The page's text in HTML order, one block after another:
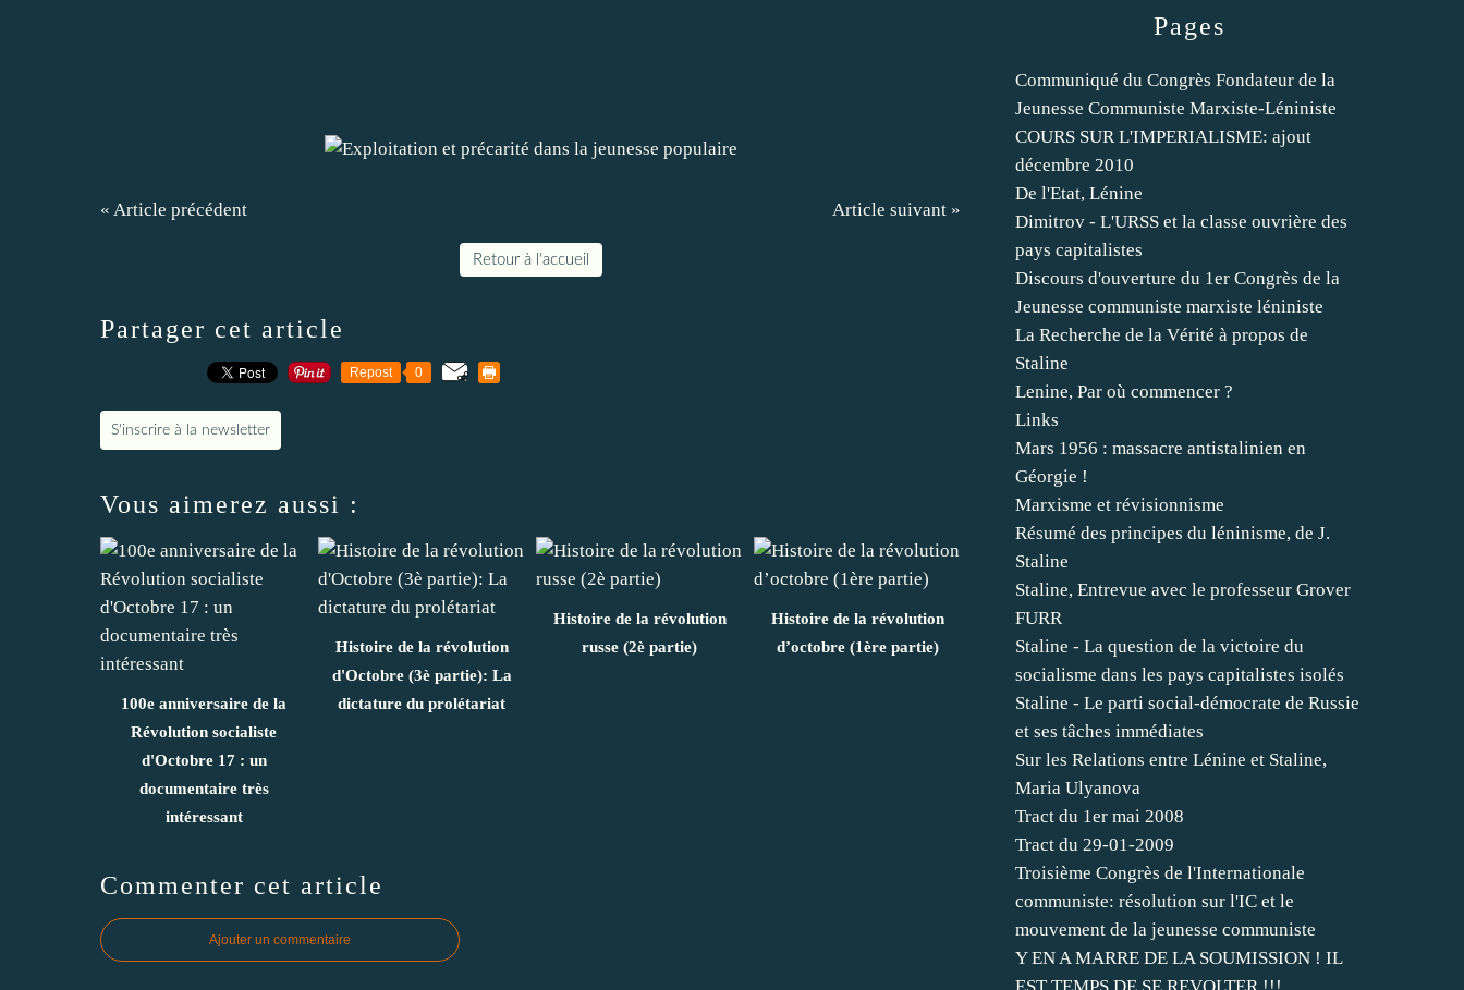
« Article précédent Article suivant »
Retour à l'accueil
Partager cet article
Repost 0
S'inscrire à la newsletter
Vous aimerez aussi :
100e anniversaire de la
Révolution socialiste
d'Octobre 17 : un
documentaire très
intéressant
Histoire de la révolution
d'Octobre (3è partie): La
dictature du prolétariat
Histoire de la révolution
russe (2è partie)
Histoire de la révolution
d’octobre (1ère partie)
Commenter cet article
Ajouter un commentaire
Pages
Communiqué du Congrès Fondateur de la
Jeunesse Communiste Marxiste-Léniniste
COURS SUR L'IMPERIALISME: ajout
décembre 2010
De l'Etat, Lénine
Dimitrov - L'URSS et la classe ouvrière des
pays capitalistes
Discours d'ouverture du 1er Congrès de la
Jeunesse communiste marxiste léniniste
La Recherche de la Vérité à propos de
Staline
Lenine, Par où commencer ?
Links
Mars 1956 : massacre antistalinien en
Géorgie !
Marxisme et révisionnisme
Résumé des principes du léninisme, de J.
Staline
Staline, Entrevue avec le professeur Grover
FURR
Staline - La question de la victoire du
socialisme dans les pays capitalistes isolés
Staline - Le parti social-démocrate de Russie
et ses tâches immédiates
Sur les Relations entre Lénine et Staline,
Maria Ulyanova
Tract du 1er mai 2008
Tract du 29-01-2009
Troisième Congrès de l'Internationale
communiste: résolution sur l'IC et le
mouvement de la jeunesse communiste
Y EN A MARRE DE LA SOUMISSION ! IL